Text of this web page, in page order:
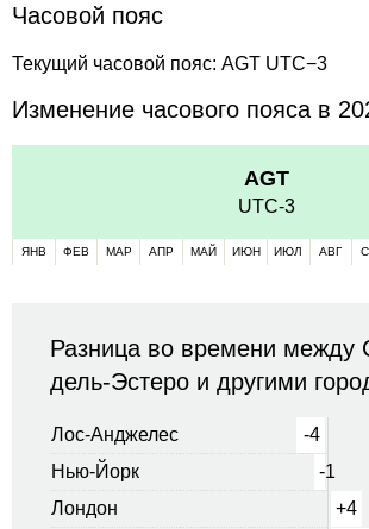
Часовой пояс
Текущий часовой пояс: AGT UTC−3
Изменение часового пояса в
AGT
UTC-3
ЯНВ ФЕВ МАР АПР МАЙ ИЮН ИЮЛ АВГ
Разница во времени между
дель-Эстеро и другими
Лос-Анджелес
-4
Нью-Йорк
-1
Лондон
+4